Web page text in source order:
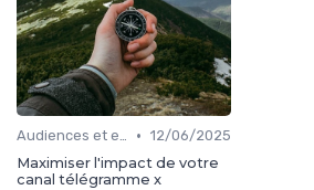
Audiences et engagement • 12/06/2025
Maximiser l'impact de votre
canal télégramme x